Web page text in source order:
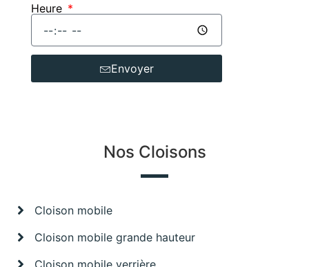
Heure
Envoyer
Nos Cloisons
Cloison mobile
Cloison mobile grande hauteur
Cloison mobile verrière